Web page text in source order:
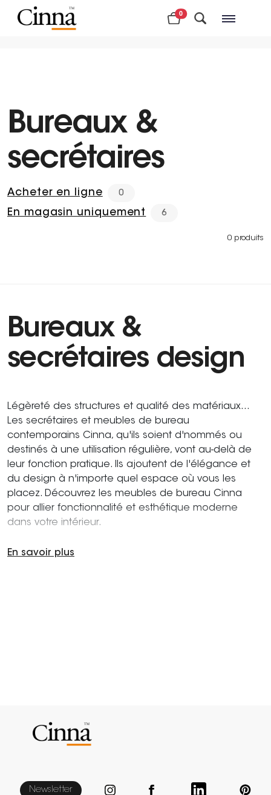
0
Bureaux &
secrétaires
Acheter en ligne 0
En magasin uniquement 6
0 produits
Bureaux &
secrétaires design
Légèreté des structures et qualité des matériaux...
Les secrétaires et meubles de bureau
contemporains Cinna, qu'ils soient d'nommés ou
destinés à une utilisation régulière, vont au-delà de
leur fonction pratique. Ils ajoutent de l'élégance et
du design à n'importe quel espace où vous les
placez. Découvrez les meubles de bureau Cinna
pour allier fonctionnalité et esthétique moderne
dans votre intérieur.
En savoir plus
Newsletter